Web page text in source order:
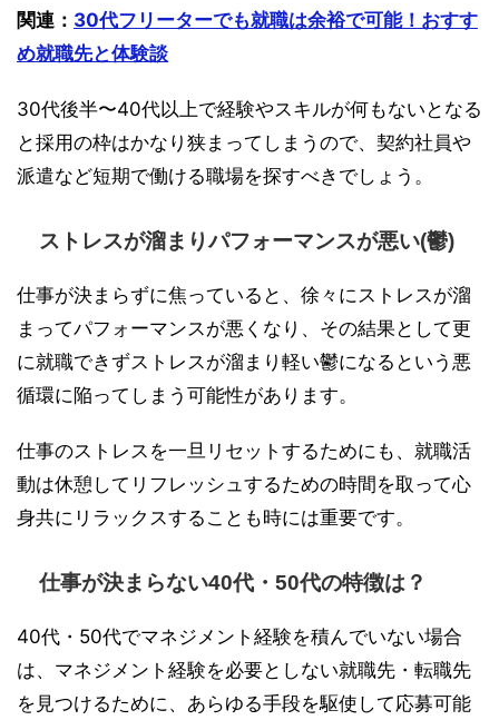
関連： 30代フリーターでも就職は余裕で可能！おすす
め就職先と体験談
30代後半〜40代以上で経験やスキルが何もないとなる
と採用の枠はかなり狭まってしまうので、契約社員や
派遣など短期で働ける職場を探すべきでしょう。
ストレスが溜まりパフォーマンスが悪い(鬱)
仕事が決まらずに焦っていると、徐々にストレスが溜
まってパフォーマンスが悪くなり、その結果として更
に就職できずストレスが溜まり軽い鬱になるという悪
循環に陥ってしまう可能性があります。
仕事のストレスを一旦リセットするためにも、就職活
動は休憩してリフレッシュするための時間を取って心
身共にリラックスすることも時には重要です。
仕事が決まらない40代・50代の特徴は？
40代・50代でマネジメント経験を積んでいない場合
は、マネジメント経験を必要としない就職先・転職先
を見つけるために、あらゆる手段を駆使して応募可能